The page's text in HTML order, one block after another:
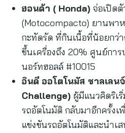
ฮอนด้า ( Honda) จ่อเปิด
(Motocompacto) ยานพา
กะทัดรัด ที่กินเนื้อที่น้อยกว่
ขึ้นเครื่องถึง 20% ศูนย์การ
นอร์ทฮอลล์ #10015
อินดี ออโตโนมัส ชาลเลน
Challenge) ผู้มีแนวคิดริเ
รถอัตโนมัติ กลับมาอีกครั้งเ
แข่งขันรถอัตโนมัติและนำเ